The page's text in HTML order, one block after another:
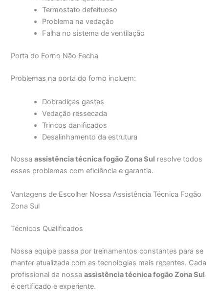
Termostato defeituoso
Problema na vedação
Falha no sistema de ventilação
Porta do Forno Não Fecha
Problemas na porta do forno incluem:
Dobradiças gastas
Vedação ressecada
Trincos danificados
Desalinhamento da estrutura
Nossaassistência técnica fogão Zona Sul resolve todos
esses problemas com eficiência e garantia.
Vantagens de Escolher Nossa Assistência Técnica Fogão
Zona Sul
Técnicos Qualificados
Nossa equipe passa por treinamentos constantes para se
manter atualizada com as tecnologias mais recentes. Cada
profissional da nossaassistência técnica fogão Zona Sul
é certificado e experiente.